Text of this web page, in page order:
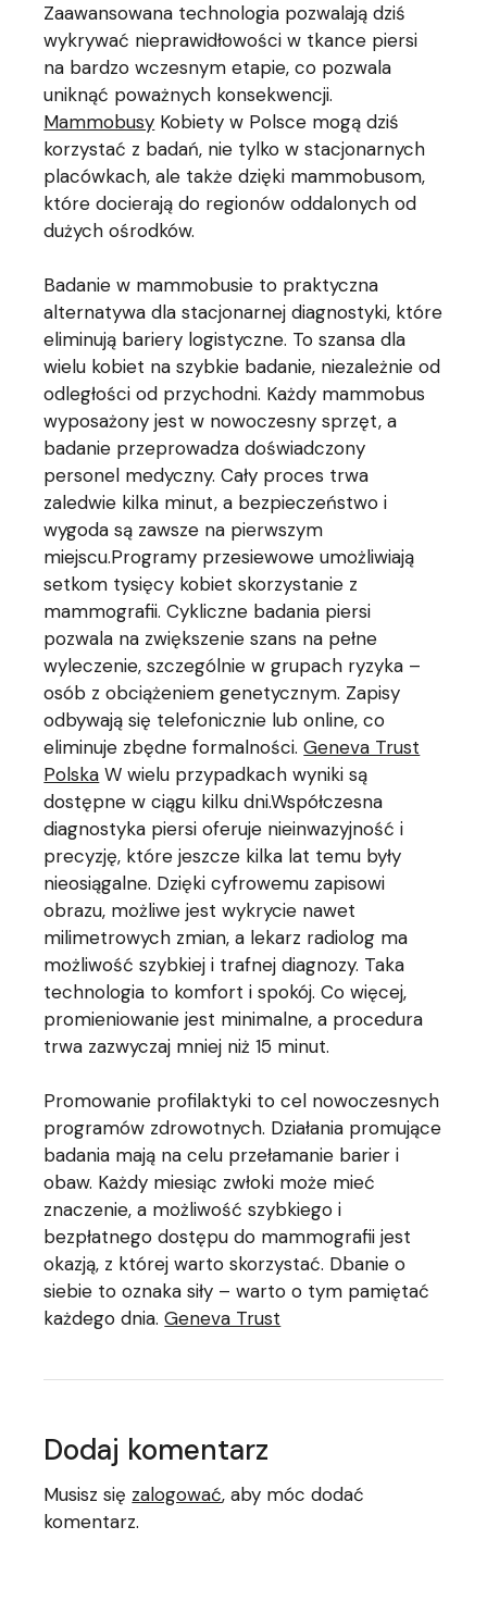
Zaawansowana technologia pozwalają dziś
wykrywać nieprawidłowości w tkance piersi
na bardzo wczesnym etapie, co pozwala
uniknąć poważnych konsekwencji.
Mammobusy Kobiety w Polsce mogą dziś
korzystać z badań, nie tylko w stacjonarnych
placówkach, ale także dzięki mammobusom,
które docierają do regionów oddalonych od
dużych ośrodków.
Badanie w mammobusie to praktyczna
alternatywa dla stacjonarnej diagnostyki, które
eliminują bariery logistyczne. To szansa dla
wielu kobiet na szybkie badanie, niezależnie od
odległości od przychodni. Każdy mammobus
wyposażony jest w nowoczesny sprzęt, a
badanie przeprowadza doświadczony
personel medyczny. Cały proces trwa
zaledwie kilka minut, a bezpieczeństwo i
wygoda są zawsze na pierwszym
miejscu.Programy przesiewowe umożliwiają
setkom tysięcy kobiet skorzystanie z
mammografii. Cykliczne badania piersi
pozwala na zwiększenie szans na pełne
wyleczenie, szczególnie w grupach ryzyka –
osób z obciążeniem genetycznym. Zapisy
odbywają się telefonicznie lub online, co
eliminuje zbędne formalności.Geneva Trust
Polska W wielu przypadkach wyniki są
dostępne w ciągu kilku dni.Współczesna
diagnostyka piersi oferuje nieinwazyjność i
precyzję, które jeszcze kilka lat temu były
nieosiągalne. Dzięki cyfrowemu zapisowi
obrazu, możliwe jest wykrycie nawet
milimetrowych zmian, a lekarz radiolog ma
możliwość szybkiej i trafnej diagnozy. Taka
technologia to komfort i spokój. Co więcej,
promieniowanie jest minimalne, a procedura
trwa zazwyczaj mniej niż 15 minut.
Promowanie profilaktyki to cel nowoczesnych
programów zdrowotnych. Działania promujące
badania mają na celu przełamanie barier i
obaw. Każdy miesiąc zwłoki może mieć
znaczenie, a możliwość szybkiego i
bezpłatnego dostępu do mammografii jest
okazją, z której warto skorzystać. Dbanie o
siebie to oznaka siły – warto o tym pamiętać
każdego dnia.Geneva Trust
Dodaj komentarz
Musisz się zalogować, aby móc dodać
komentarz.